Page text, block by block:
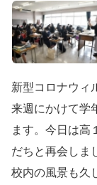
新型コロナウィ
来週にかけて学
ます。今日は高
だちと再会しま
校内の風景も久